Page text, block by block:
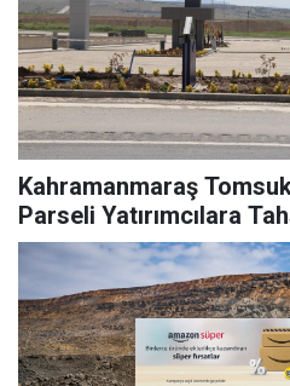
Kahramanmaraş
Parseli Yatırımcılara